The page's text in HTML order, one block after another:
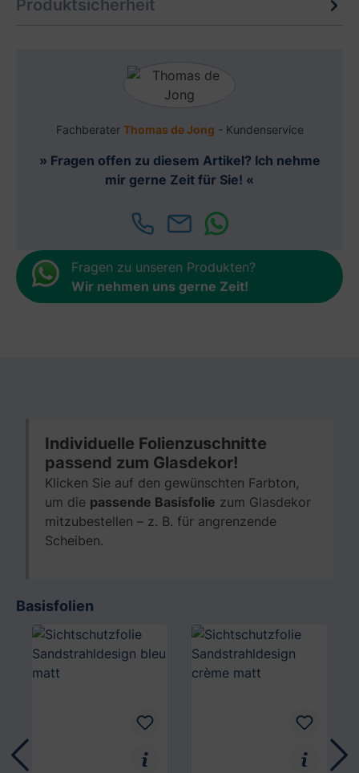
Produktsicherheit
Fachberater Thomas de Jong - Kundenservice
» Fragen offen zu diesem Artikel? Ich nehme
mir gerne Zeit für Sie! «
Fragen zu unseren Produkten?
Wir nehmen uns gerne Zeit!
Individuelle Folienzuschnitte
passend zum Glasdekor!
Klicken Sie auf den gewünschten Farbton,
um die passende Basisfolie zum Glasdekor
mitzubestellen – z. B. für angrenzende
Scheiben.
Basisfolien
Produktgalerie überspringen